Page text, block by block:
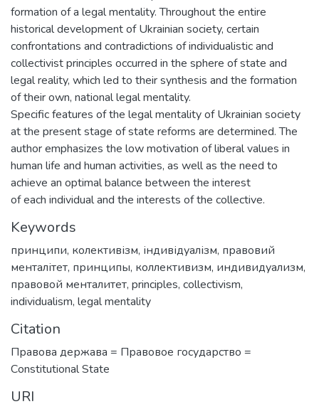
formation of a legal mentality. Throughout the entire
historical development of Ukrainian society, certain
confrontations and contradictions of individualistic and
collectivist principles occurred in the sphere of state and
legal reality, which led to their synthesis and the formation
of their own, national legal mentality.
Specific features of the legal mentality of Ukrainian society
at the present stage of state reforms are determined. The
author emphasizes the low motivation of liberal values in
human life and human activities, as well as the need to
achieve an optimal balance between the interest
of each individual and the interests of the collective.
Keywords
принципи, колективізм, індивідуалізм, правовий
менталітет, принципы, коллективизм, индивидуализм,
правовой менталитет, principles, collectivism,
individualism, legal mentality
Citation
Правова держава = Правовое государство =
Сonstitutional State
URI